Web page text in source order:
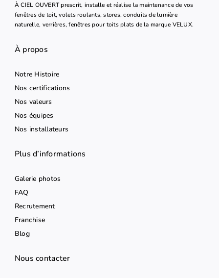
À CIEL OUVERT prescrit, installe et réalise la maintenance de vos
fenêtres de toit, volets roulants, stores, conduits de lumière
naturelle, verrières, fenêtres pour toits plats de la marque VELUX.
À propos
Notre Histoire
Nos certifications
Nos valeurs
Nos équipes
Nos installateurs
Plus d’informations
Galerie photos
FAQ
Recrutement
Franchise
Blog
Nous contacter